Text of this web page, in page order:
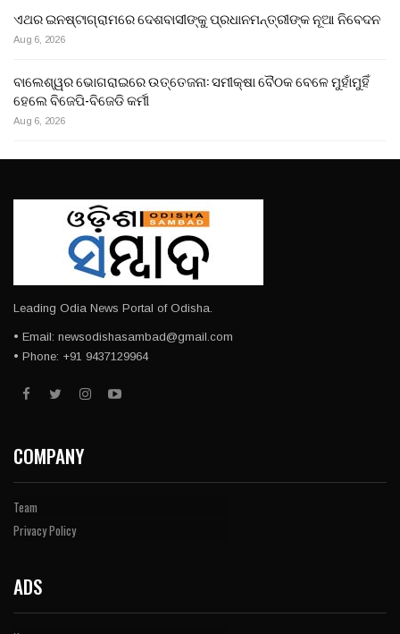
ଏଥର ଇନଷ୍ଟାଗ୍ରାମରେ ଦେଶବାସୀଙ୍କୁ ପ୍ରଧାନମନ୍ତ୍ରୀଙ୍କ ନୂଆ ନିବେଦନ
Aug 6, 2026
ବାଲେଶ୍ୱର ଭୋଗରାଇରେ ଉତ୍ତେଜନା: ସମୀକ୍ଷା ବୈଠକ ବେଳେ ମୁହାଁମୁହିଁ
ହେଲେ ବିଜେପି-ବିଜେଡି କର୍ମୀ
Aug 6, 2026
Leading Odia News Portal of Odisha.
• Email: newsodishasambad@gmail.com
• Phone: +91 9437129964
COMPANY
Team
Privacy Policy
ADS